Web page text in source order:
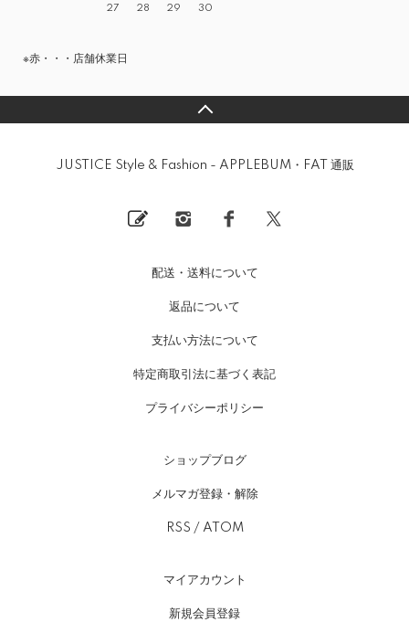
27 28 29 30
※赤・・・店舗休業日
JUSTICE Style & Fashion - APPLEBUM・FAT 通販
配送・送料について
返品について
支払い方法について
特定商取引法に基づく表記
プライバシーポリシー
ショップブログ
メルマガ登録・解除
RSS / ATOM
マイアカウント
新規会員登録